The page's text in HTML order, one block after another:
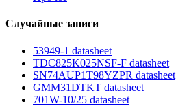
Случайные записи
53949-1 datasheet
TDC825K025NSF-F datasheet
SN74AUP1T98YZPR datasheet
GMM31DTKT datasheet
701W-10/25 datasheet